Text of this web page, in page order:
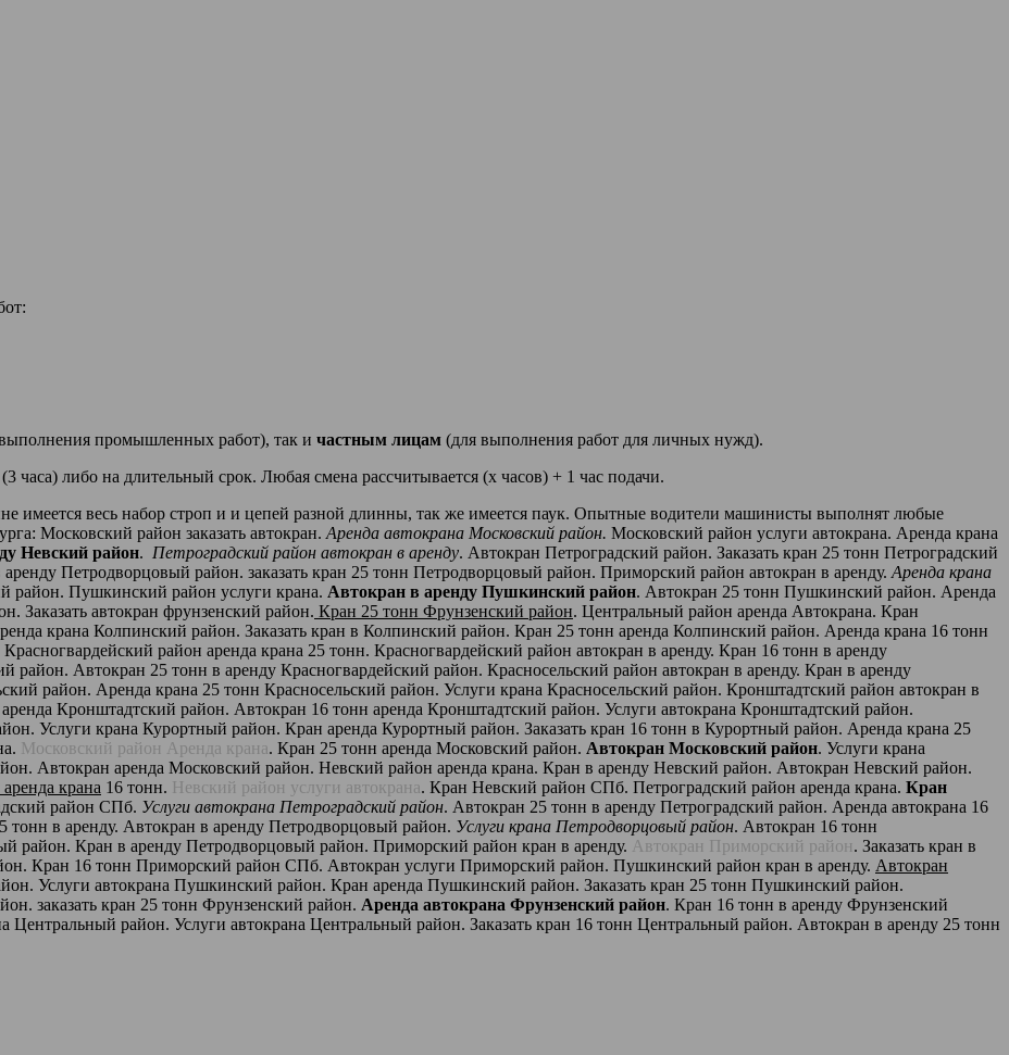
промышленных работ), так и частным лицам (для выполнения работ для личных нужд).
либо на длительный срок. Любая смена рассчитывается (х часов) + 1 час подачи.
имеется весь набор строп и и цепей разной длинны, так же имеется паук. Опытные водители машинисты выполнят любые
Московский район заказать автокран. Аренда автокрана Московский район. Московский район услуги автокрана. Аренда крана
Невский район. Петроградский район автокран в аренду. Автокран Петроградский район. Заказать кран 25 тонн Петроградский
Петродворцовый район. заказать кран 25 тонн Петродворцовый район. Приморский район автокран в аренду. Аренда крана
район. Пушкинский район услуги крана. Автокран в аренду Пушкинский район. Автокран 25 тонн Пушкинский район. Аренда
Заказать автокран фрунзенский район. Кран 25 тонн Фрунзенский район. Центральный район аренда Автокрана. Кран
крана Колпинский район. Заказать кран в Колпинский район. Кран 25 тонн аренда Колпинский район. Аренда крана 16 тонн
район аренда крана 25 тонн. Красногвардейский район автокран в аренду. Кран 16 тонн в аренду
район. Автокран 25 тонн в аренду Красногвардейский район. Красносельский район автокран в аренду. Кран в аренду
район. Аренда крана 25 тонн Красносельский район. Услуги крана Красносельский район. Кронштадтcкий район автокран в
Кронштадтcкий район. Автокран 16 тонн аренда Кронштадтcкий район. Услуги автокрана Кронштадтcкий район.
Услуги крана Курортный район. Кран аренда Курортный район. Заказать кран 16 тонн в Курортный район. Аренда крана 25
Московский район Аренда крана. Кран 25 тонн аренда Московский район. Автокран Московский район. Услуги крана
Автокран аренда Московский район. Невский район аренда крана. Кран в аренду Невский район. Автокран Невский район.
крана 16 тонн. Невский район услуги автокрана. Кран Невский район СПб. Петроградский район аренда крана. Кран
район СПб. Услуги автокрана Петроградский район. Автокран 25 тонн в аренду Петроградский район. Аренда автокрана 16
в аренду. Автокран в аренду Петродворцовый район. Услуги крана Петродворцовый район. Автокран 16 тонн
район. Кран в аренду Петродворцовый район. Приморский район кран в аренду. Автокран Приморский район. Заказать кран в
Кран 16 тонн Приморский район СПб. Автокран услуги Приморский район. Пушкинский район кран в аренду. Автокран
Услуги автокрана Пушкинский район. Кран аренда Пушкинский район. Заказать кран 25 тонн Пушкинский район.
заказать кран 25 тонн Фрунзенский район. Аренда автокрана Фрунзенский район. Кран 16 тонн в аренду Фрунзенский
Центральный район. Услуги автокрана Центральный район. Заказать кран 16 тонн Центральный район. Автокран в аренду 25 тонн